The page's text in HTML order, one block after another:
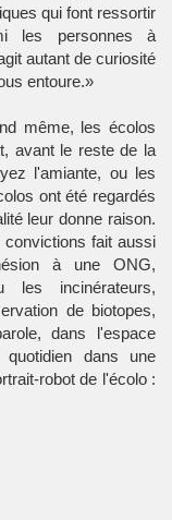
qui font ressortir
les personnes à
autant de curiosité
entoure.»
même, les écolos
avant le reste de la
l'amiante, ou les
ont été regardés
leur donne raison.
convictions fait aussi
à une ONG,
les incinérateurs,
de biotopes,
dans l'espace
dans une
robot de l'écolo :